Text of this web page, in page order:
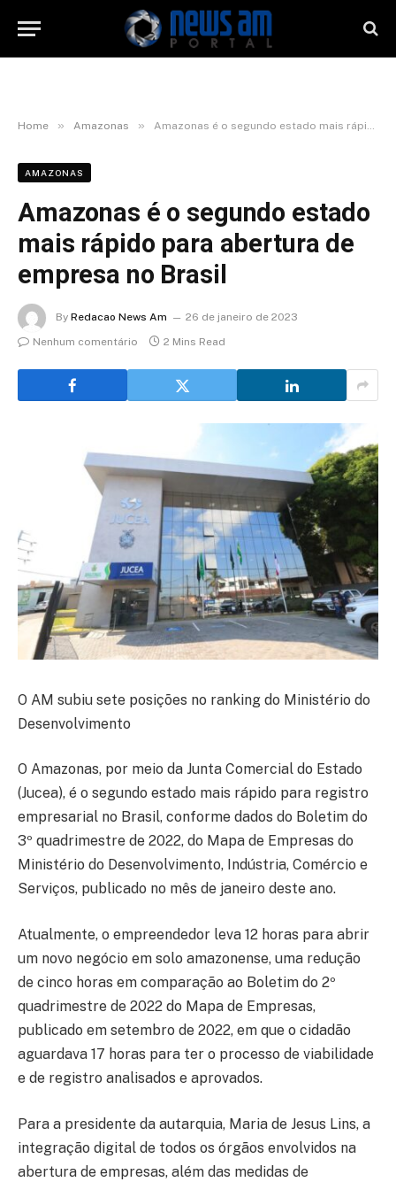
Home » Amazonas » Amazonas é o segundo estado mais rápido para abertura de empresa no Brasil
AMAZONAS
Amazonas é o segundo estado
mais rápido para abertura de
empresa no Brasil
By Redacao News Am
26 de janeiro de 2023
Nenhum comentário
2 Mins Read
O AM subiu sete posições no ranking do Ministério do
Desenvolvimento
O Amazonas, por meio da Junta Comercial do Estado
(Jucea), é o segundo estado mais rápido para registro
empresarial no Brasil, conforme dados do Boletim do
3º quadrimestre de 2022, do Mapa de Empresas do
Ministério do Desenvolvimento, Indústria, Comércio e
Serviços, publicado no mês de janeiro deste ano.
Atualmente, o empreendedor leva 12 horas para abrir
um novo negócio em solo amazonense, uma redução
de cinco horas em comparação ao Boletim do 2º
quadrimestre de 2022 do Mapa de Empresas,
publicado em setembro de 2022, em que o cidadão
aguardava 17 horas para ter o processo de viabilidade
e de registro analisados e aprovados.
Para a presidente da autarquia, Maria de Jesus Lins, a
integração digital de todos os órgãos envolvidos na
abertura de empresas, além das medidas de